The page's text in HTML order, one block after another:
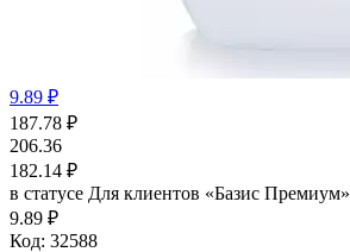
9.89 ₽
187.78 ₽
206.36
182.14 ₽
в статусе Для клиентов «Базис Премиум»
9.89 ₽
Код: 32588